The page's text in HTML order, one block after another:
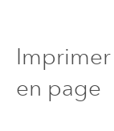
en page